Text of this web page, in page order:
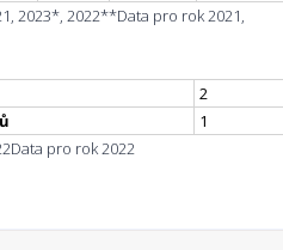
2023*, 2022**Data pro rok 2021,
2
1
Data pro rok 2022